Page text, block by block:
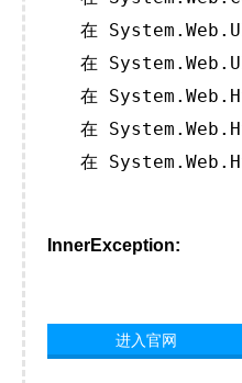
在
在
在
在
在
InnerException:
进入官网